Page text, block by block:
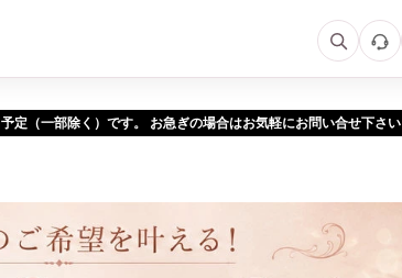
予定（一部除く）です。 お急ぎの場合はお気軽にお問い合せ下さい